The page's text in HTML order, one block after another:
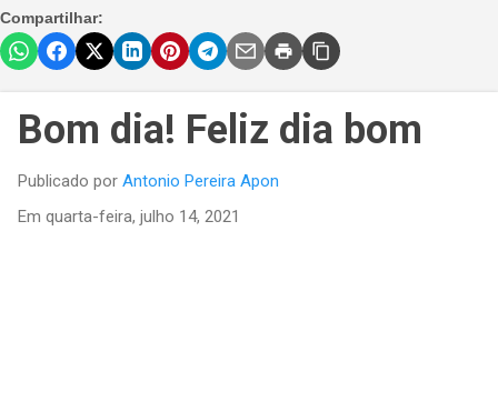
Compartilhar:
Bom dia! Feliz dia bom
Publicado por Antonio Pereira Apon
Em quarta-feira, julho 14, 2021